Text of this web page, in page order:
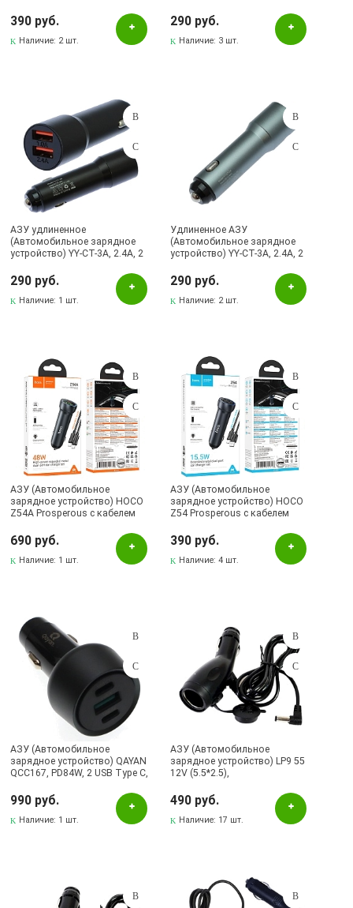
метр, цвет темно серебристый
390 руб.
Наличие: 2 шт.
290 руб.
Наличие: 3 шт.
АЗУ удлиненное
(Автомобильное зарядное
устройство) YY-CT-3A, 2.4A, 2
290 руб.
Наличие: 1 шт.
Удлиненное АЗУ
(Автомобильное зарядное
устройство) YY-CT-3A, 2.4A, 2
290 руб.
Наличие: 2 шт.
АЗУ (Автомобильное
зарядное устройство) HOCO
Z54A Prosperous с кабелем
48W, 1 UBS Type C, 1 USB,
длина 1 метр, цвет темно
серебристый
690 руб.
Наличие: 1 шт.
АЗУ (Автомобильное
зарядное устройство) HOCO
Z54 Prosperous с кабелем
длина 1 метр, цвет темно
серебристый
390 руб.
Наличие:4 шт.
АЗУ (Автомобильное
зарядное устройство) QAYAN
QCC167, PD84W, 2 USB Type C,
серебристый
990 руб.
Наличие: 1 шт.
АЗУ (Автомобильное
зарядное устройство) LP9 55
12V (5.5*2.5),
прикуриватель, длина 3.5
метра, цвет черный
490 руб.
Наличие: 17 шт.